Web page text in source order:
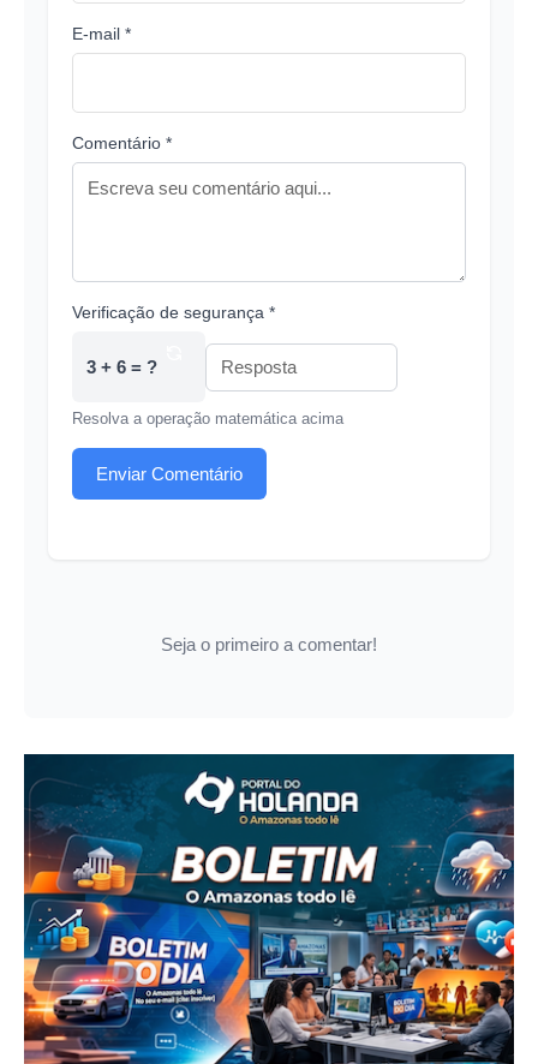
E-mail *
Comentário *
Verificação de segurança *
3 + 6 = ?
Resolva a operação matemática acima
Enviar Comentário
Seja o primeiro a comentar!